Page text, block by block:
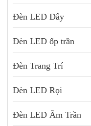
Đèn LED Dây
Đèn LED ốp trần
Đèn Trang Trí
Đèn LED Rọi
Đèn LED Âm Trần